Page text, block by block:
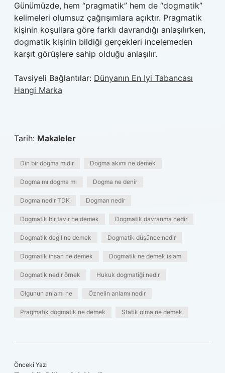
Günümüzde, hem “pragmatik” hem de “dogmatik”
kelimeleri olumsuz çağrışımlara açıktır. Pragmatik
kişinin koşullara göre farklı davrandığı anlaşılırken,
dogmatik kişinin bildiği gerçekleri incelemeden
karşıt görüşlere sahip olduğu anlaşılır.
Tavsiyeli Bağlantılar: Dünyanın En Iyi Tabancası
Hangi Marka
Tarih: Makaleler
Din bir dogma mıdır Dogma akımı ne demek
Dogma mı dogma mı Dogma ne denir
Dogma nedir TDK Dogman nedir
Dogmatik bir tavır ne demek Dogmatik davranma nedir
Dogmatik değil ne demek Dogmatik düşünce nedir
Dogmatik insan ne demek Dogmatik ne demek islam
Dogmatik nedir örnek Hukuk dogmatiği nedir
Olgunun anlamı ne Öznelin anlamı nedir
Pragmatik dogmatik ne demek Statik olma ne demek
Önceki Yazı